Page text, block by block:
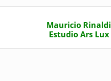
Mauricio Rinaldi
Estudio Ars Lux